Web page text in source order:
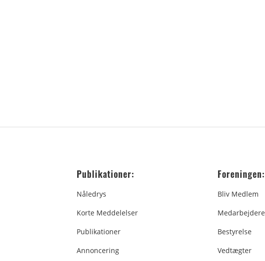
Publikationer:
Nåledrys
Korte Meddelelser
Publikationer
Annoncering
Foreningen:
Bliv Medlem
Medarbejdere
Bestyrelse
Vedtægter